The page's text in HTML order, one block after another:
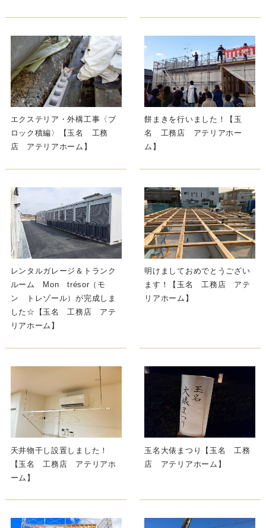
エクステリア・外構工事〈ブ
ロック積編〉【玉名 工務
店 アテリアホーム】
餅まきを行いました！【玉
名 工務店 アテリアホー
ム】
レンタルガレージ＆トランク
ルーム Mon trésor（モ
ン トレゾール）が完成しま
した☆【玉名 工務店 アテ
リアホーム】
明けましておめでとうござい
ます！【玉名 工務店 アテ
リアホーム】
天井物干し設置しました！
【玉名 工務店 アテリアホ
ーム】
玉名大俵まつり【玉名 工務
店 アテリアホーム】